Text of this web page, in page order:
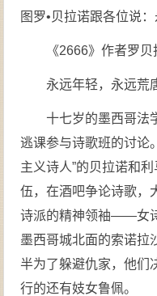
图罗•贝拉诺跟各位说
《2666》作者罗
永远年轻，永远荒
十七岁的墨西哥法
逃课参与诗歌班的讨论
主义诗人”的贝拉诺和
伍，在酒吧争论诗歌，
诗派的精神领袖——女
墨西哥城北面的索诺拉
半为了躲避仇家，他们
行的还有妓女鲁佩。